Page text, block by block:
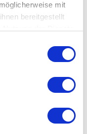
mit
bereitgestellt